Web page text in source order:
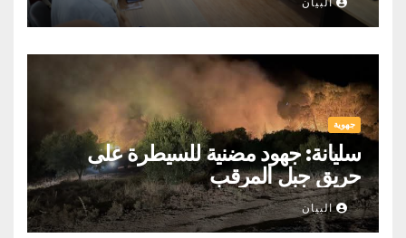
البيان
جهوية
سليانة: جهود مضنية للسيطرة على
حريق جبل المرقب
البيان